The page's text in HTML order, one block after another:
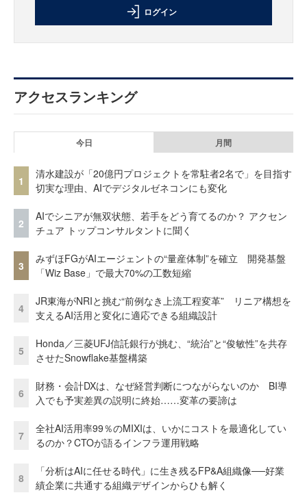
ログイン
アクセスランキング
今日 月間
1
清水建設が「20億円プロジェクトを常駐者2名で」を目指す
切実な理由、AIでデジタルゼネコンにも変化
2
AIでシニアが無双状態、若手をどう育てるのか？ アクセン
チュア トップコンサルタントに聞く
3
みずほFGがAIエージェントの“量産体制”を確立 開発基盤
「Wiz Base」で最大70%の工数短縮
4
JR東海がNRIと挑む“前例なき上流工程変革” リニア構想を
支えるAI活用と変化に適応できる組織設計
5
Honda／三菱UFJ信託銀行が挑む、“統治”と“俊敏性”を共存
させたSnowflake基盤構築
6
財務・会計DXは、なぜ経営判断につながらないのか BI導
入でも予実差異の説明に終始……変革の要諦は
7
全社AI活用率99％のMIXIは、いかにコストを最適化してい
るのか？CTOが語るインフラ運用戦略
8
「分析はAIに任せる時代」に生き残るFP&A組織像──好業
績企業に共通する組織デザインからひも解く